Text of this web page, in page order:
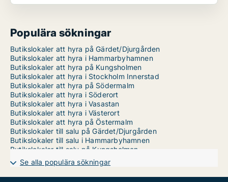
Populära sökningar
Butikslokaler att hyra på Gärdet/Djurgården
Butikslokaler att hyra i Hammarbyhamnen
Butikslokaler att hyra på Kungsholmen
Butikslokaler att hyra i Stockholm Innerstad
Butikslokaler att hyra på Södermalm
Butikslokaler att hyra i Söderort
Butikslokaler att hyra i Vasastan
Butikslokaler att hyra i Västerort
Butikslokaler att hyra på Östermalm
Butikslokaler till salu på Gärdet/Djurgården
Butikslokaler till salu i Hammarbyhamnen
Butikslokaler till salu på Kungsholmen
Butikslokaler till salu i Stockholm Innerstad
Butikslokaler till salu på Södermalm
Butikslokaler till salu i Söderort
Se alla populära sökningar